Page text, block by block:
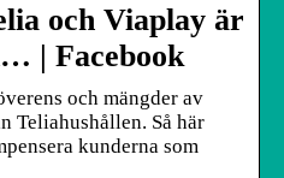
och Viaplay är
| Facebook
och mängder av
Teliahushållen. Så här
kunderna som